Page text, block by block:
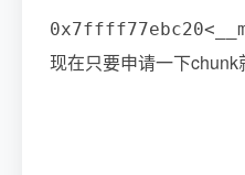
0x7ffff77ebc20<
现在只要申请一下chunk